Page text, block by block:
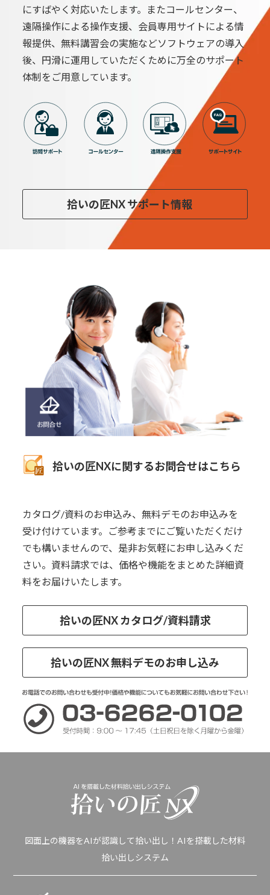
にすばやく対応いたします。またコールセンター、
遠隔操作による操作支援、会員専用サイトによる情
報提供、無料講習会の実施などソフトウェアの導入
後、円滑に運用していただくために万全のサポート
体制をご用意しています。
拾いの匠NX サポート情報
拾いの匠NXに関するお問合せはこちら
カタログ/資料のお申込み、無料デモのお申込みを
受け付けています。ご参考までにご覧いただくだけ
でも構いませんので、是非お気軽にお申し込みくだ
さい。資料請求では、価格や機能をまとめた詳細資
料をお届けいたします。
拾いの匠NX カタログ/資料請求
拾いの匠NX 無料デモのお申し込み
図面上の機器をAIが認識して拾い出し！AIを搭載した材料
拾い出しシステム